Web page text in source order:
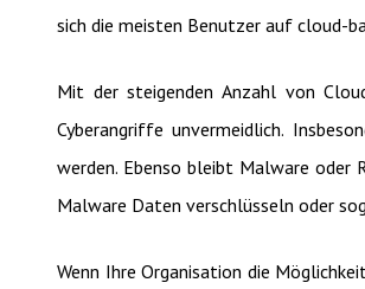
sich die meisten Benutzer auf cloud-
Mit der steigenden Anzahl von
Cyberangriffe unvermeidlich.
werden. Ebenso bleibt Malware oder
Malware Daten verschlüsseln oder
Wenn Ihre Organisation die